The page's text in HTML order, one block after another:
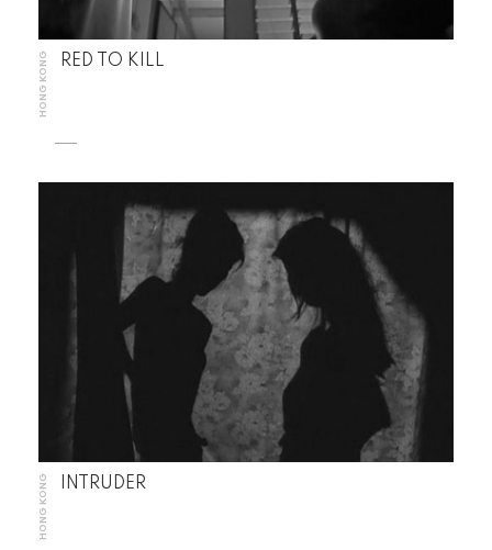
HONG KONG RED TO KILL
HONG KONG INTRUDER